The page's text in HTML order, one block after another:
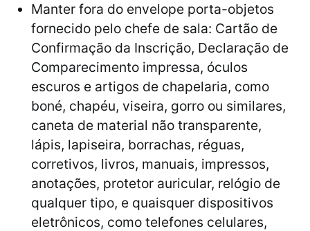
Manter fora do envelope porta-objetos
fornecido pelo chefe de sala: Cartão de
Confirmação da Inscrição, Declaração de
Comparecimento impressa, óculos
escuros e artigos de chapelaria, como
boné, chapéu, viseira, gorro ou similares,
caneta de material não transparente,
lápis, lapiseira, borrachas, réguas,
corretivos, livros, manuais, impressos,
anotações, protetor auricular, relógio de
qualquer tipo, e quaisquer dispositivos
eletrônicos, como telefones celulares,